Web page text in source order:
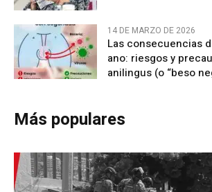
14 DE MARZO DE 2026
Las consecuencias
ano: riesgos y
anilingus (o “beso
Más populares